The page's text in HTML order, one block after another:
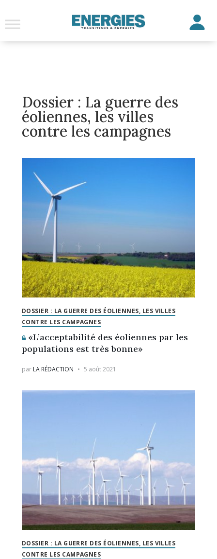
Dossier : La guerre des
éoliennes, les villes
contre les campagnes
DOSSIER : LA GUERRE DES ÉOLIENNES, LES VILLES
CONTRE LES CAMPAGNES
«L’acceptabilité des éoliennes par les
populations est très bonne»
par LA RÉDACTION 5 août 2021
DOSSIER : LA GUERRE DES ÉOLIENNES, LES VILLES
CONTRE LES CAMPAGNES